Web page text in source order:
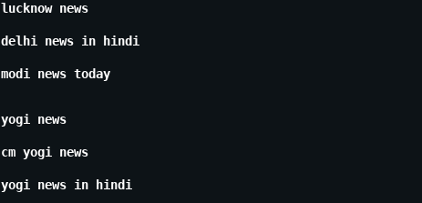
lucknow news
delhi news in hindi
modi news today
yogi news
cm yogi news
yogi news in hindi